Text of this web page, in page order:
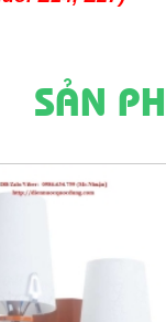
SẢN